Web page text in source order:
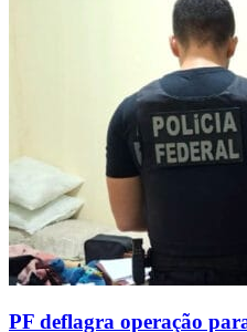
PF deflagra operação